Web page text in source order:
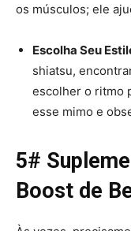
os músculos; ele
Escolha Seu
shiatsu,
escolher o ritmo
esse mimo e
5#
Boost de